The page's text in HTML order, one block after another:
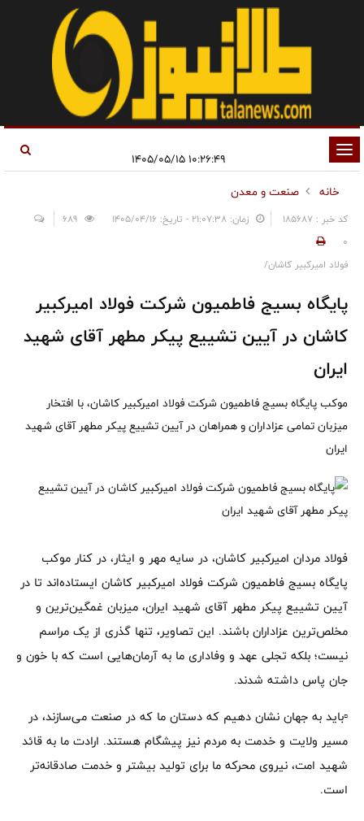
تغییر
وضعیت
ناوبری
خانه
صنعت و معدن
کد خبر : 185687 زمان: ۲۱:۰۷:۳۸ - تاریخ: ۱۴۰۵/۰۴/۱۶
0
فولاد امیرکبیر کاشان/
پایگاه بسیج فاطمیون شرکت فولاد امیرکبیر
کاشان در آیین تشییع پیکر مطهر آقای شهید
ایران
موکب پایگاه بسیج فاطمیون شرکت فولاد امیرکبیر کاشان، با افتخار
میزبان تمامی عزاداران و همراهان در آیین تشییع پیکر مطهر آقای شهید
ایران
فولاد مردان امیرکبیر کاشان، در سایه مهر و ایثار، در کنار موکب
پایگاه بسیج فاطمیون شرکت فولاد امیرکبیر کاشان ایستاده‌اند تا در
آیین تشییع پیکر مطهر آقای شهید ایران، میزبان غمگین‌ترین و
مخلص‌ترین عزاداران باشند. این تصاویر، تنها گذری از یک مراسم
نیست؛ بلکه تجلی عهد و وفاداری ما به آرمان‌هایی است که با خون و
جان پاس داشته شدند.
▫️باید به جهان نشان دهیم که دستان ما که در صنعت می‌سازند، در
مسیر ولایت و خدمت به مردم نیز پیشگام‌ هستند. ارادت ما به قائد
شهید امت، نیروی محرکه ما برای تولید بیشتر و خدمت صادقانه‌تر
است.